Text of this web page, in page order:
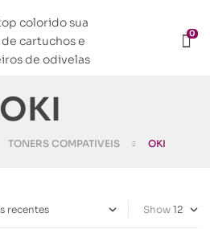
0
OKI
TONERS COMPATIVEIS OKI
Show